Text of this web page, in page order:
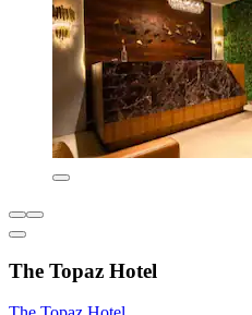
The Topaz Hotel